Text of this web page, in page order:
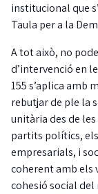
institucional que
Taula per a la
A tot això, no
d’intervenció en
155 s’aplica amb
rebutjar de ple la
unitària des de
partits polítics,
empresarials, i
coherent amb els
cohesió social